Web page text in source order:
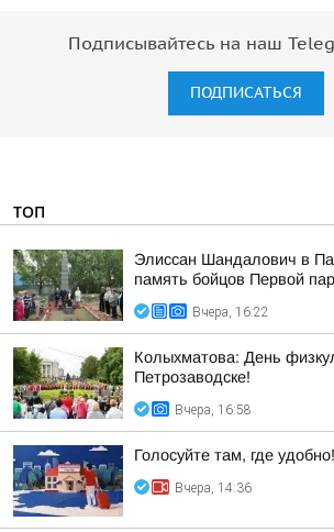
Подписывайтесь на наш
ПОДПИСАТЬСЯ
ТОП
Элиссан Шандалович в
память бойцов Первой
Вчера, 16:22
Колыхматова: День
Петрозаводске!
Вчера, 16:58
Голосуйте там, где удобно!
Вчера, 14:36